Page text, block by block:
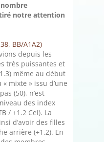
notre attention
BB/A1A2)
depuis les
très puissantes et
même au début
mixte » issu d’une
(50), n’est
des index
/ +1.2 Cel). La
d’avoir des filles
arrière (+1.2). En